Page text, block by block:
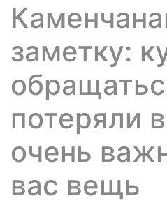
заметку:
потеряли
очень
вас вещь